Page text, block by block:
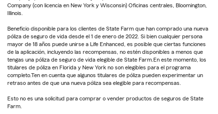
Company (con licencia en New York y Wisconsin) Oficinas centrales, Bloomington,
Illinois.
Beneficio disponible para los clientes de State Farm que han comprado una nueva
póliza de seguro de vida desde el 1 de enero de 2022. Si bien cualquier persona
mayor de 18 años puede unirse a Life Enhanced, es posible que ciertas funciones
de la aplicación, incluyendo las recompensas, no estén disponibles a menos que
tengas una póliza de seguro de vida elegible de State Farm.En este momento, los
titulares de póliza en Florida y New York no son elegibles para el programa
completo.Ten en cuenta que algunos titulares de póliza pueden experimentar un
retraso antes de que una nueva póliza sea elegible para recompensas.
Esto no es una solicitud para comprar o vender productos de seguros de State
Farm.